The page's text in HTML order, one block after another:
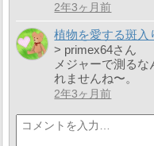
2年3ヶ月前
植物を愛する斑入
> primex64さん
メジャーで測る
れませんね〜。
2年3ヶ月前